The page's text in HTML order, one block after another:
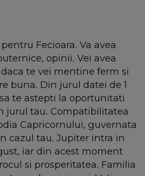
Fecioara. Va avea
opinii. Vei avea
te vei mentine ferm si
buna. Din jurul datei de 1
te astepti la oportunitati
jurul tau. Compatibilitatea
Capricornului, guvernata
cazul tau. Jupiter intra in
iar din acest moment
si prosperitatea. Familia